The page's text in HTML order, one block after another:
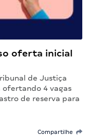
oferta inicial
de Justiça
ofertando 4 vagas
de reserva para
Compartilhe